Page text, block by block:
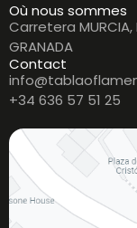
Où nous sommes
Carretera
GRANADA
Contact
+34 636 57 51 25